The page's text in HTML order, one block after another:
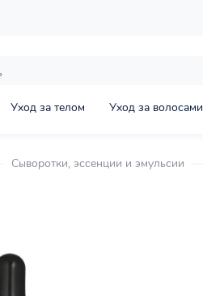
Уход за телом Уход за волосами
Сыворотки, эссенции и эмульсии